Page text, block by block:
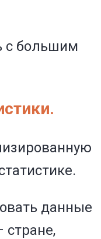
с большим
данные
стране,